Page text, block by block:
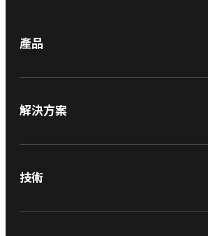
產品
解決方案
技術